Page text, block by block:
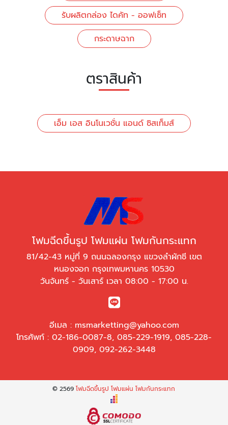
รับผลิตกล่อง ไดคัท - ออฟเซ็ท
กระดาษฉาก
ตราสินค้า
เอ็ม เอส อินโนเวชั่น แอนด์ ซิสเท็มส์
โฟมฉีดขึ้นรูป โฟมแผ่น โฟมกันกระแทก
81/42-43 หมู่ที่ 9 ถนนฉลองกรุง แขวงลำผักชี เขต
หนองจอก กรุงเทพมหานคร 10530
วันจันทร์ - วันเสาร์ เวลา 08:00 - 17:00 น.
อีเมล : msmarketting@yahoo.com
โทรศัพท์ : 02-186-0087-8, 085-229-1919, 085-228-
0909, 092-262-3448
© 2569โฟมฉีดขึ้นรูป โฟมแผ่น โฟมกันกระแทก